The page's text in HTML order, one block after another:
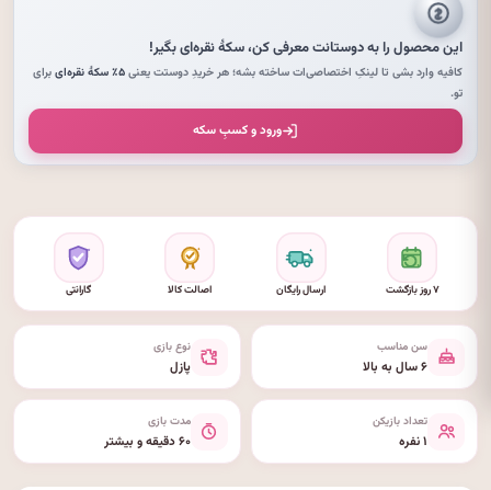
این محصول را به دوستانت معرفی کن،سکهٔ نقره‌ایبگیر!
کافیه وارد بشی تا لینکِ اختصاصی‌ات ساخته بشه؛ هر خریدِ دوستت یعنی۵٪ سکهٔ نقره‌ای
برای
تو.
ورود و کسبِ سکه
۷ روز بازگشت ارسال رایگان اصالت کالا گارانتی
سن مناسب
۶ سال به بالا
نوع بازی
پازل
تعداد بازیکن
۱ نفره
مدت بازی
۶۰ دقیقه و بیشتر